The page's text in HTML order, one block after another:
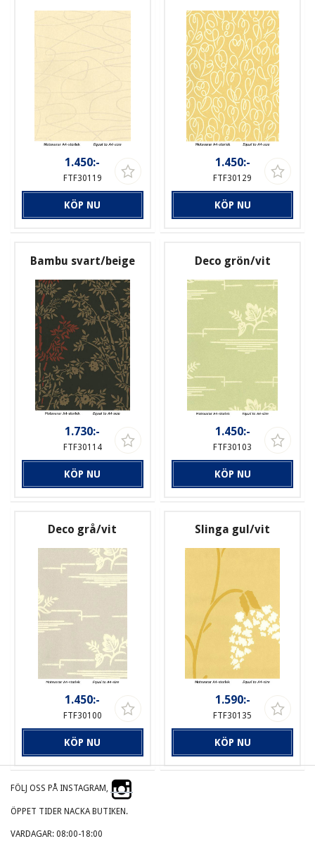
1.450:-
FTF30119
KÖP NU
1.450:-
FTF30129
KÖP NU
Bambu svart/beige
1.730:-
FTF30114
KÖP NU
Deco grön/vit
1.450:-
FTF30103
KÖP NU
Deco grå/vit
1.450:-
FTF30100
KÖP NU
Slinga gul/vit
1.590:-
FTF30135
KÖP NU
FÖLJ OSS PÅ INSTAGRAM,
ÖPPET TIDER NACKA BUTIKEN.
VARDAGAR: 08:00-18:00